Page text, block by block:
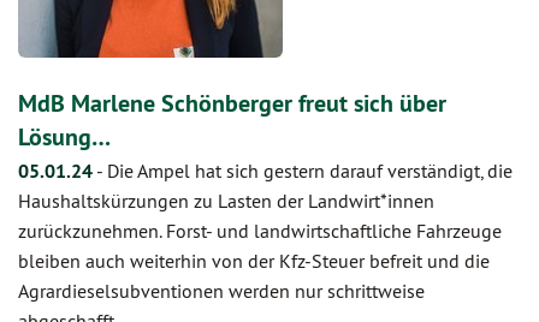
MdB Marlene Schönberger freut sich über
Lösung…
05.01.24 - Die Ampel hat sich gestern darauf verständigt, die
Haushaltskürzungen zu Lasten der Landwirt*innen
zurückzunehmen. Forst- und landwirtschaftliche Fahrzeuge
bleiben auch weiterhin von der Kfz-Steuer befreit und die
Agrardieselsubventionen werden nur schrittweise